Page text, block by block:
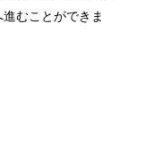
むことができま